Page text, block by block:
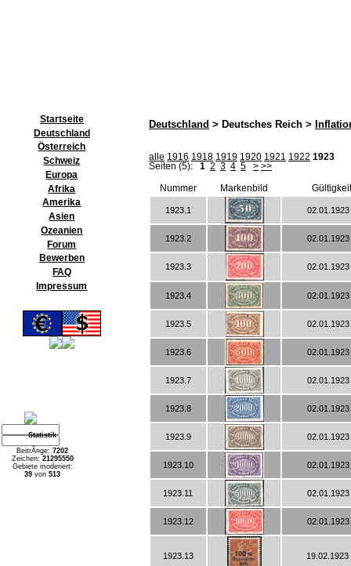
Startseite
Deutschland
Österreich
Schweiz
Europa
Afrika
Amerika
Asien
Ozeanien
Forum
Bewerben
FAQ
Impressum
Statistik
BeitrÃ¤ge:7202
Zeichen: 21295550
Gebiete moderiert:
39 von513
Deutschland > Deutsches Reich >
alle 1916 1918 1919 1920 1921 1922 1923
Seiten (5): 1 2 3 4 5 > >>
Nummer Markenbild
1923.1
1923.2
1923.3
1923.4
1923.5
1923.6
1923.7
1923.8
1923.9
1923.10
1923.11
1923.12
1923.13